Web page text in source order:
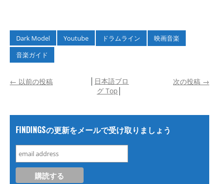
Dark Model Youtube ドラムライン
映画音楽
音楽ガイド
← 以前の投稿
日本語ブロ
グ Top
次の投稿 →
FINDINGSの更新をメールで受け取りましょう